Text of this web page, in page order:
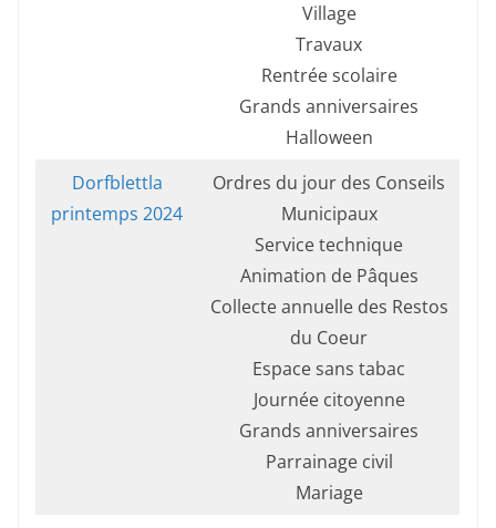
Village
Travaux
Rentrée scolaire
Grands anniversaires
Halloween
Dorfblettla
printemps 2024
Ordres du jour des Conseils
Municipaux
Service technique
Animation de Pâques
Collecte annuelle des Restos
du Coeur
Espace sans tabac
Journée citoyenne
Grands anniversaires
Parrainage civil
Mariage